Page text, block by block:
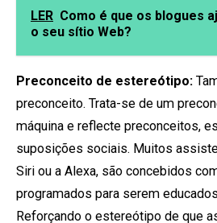
LER Como é que os blogues
o seu sítio Web?
Preconceito de estereótipo:
preconceito. Trata-se de um
máquina e reflecte preconceitos,
suposições sociais. Muitos
Siri ou a Alexa, são concebidos
programados para serem
Reforçando o estereótipo de que